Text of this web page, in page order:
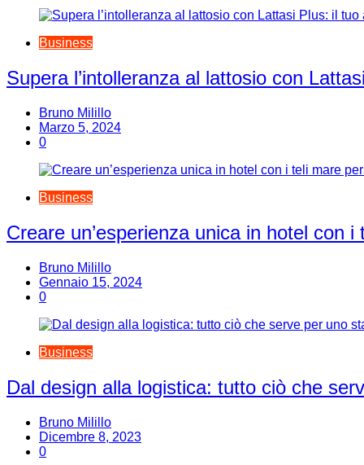
Business
Supera l’intolleranza al lattosio con
Bruno Milillo
Marzo 5, 2024
0
Business
Creare un’esperienza unica in hotel con
Bruno Milillo
Gennaio 15, 2024
0
Business
Dal design alla logistica: tutto ciò che
Bruno Milillo
Dicembre 8, 2023
0